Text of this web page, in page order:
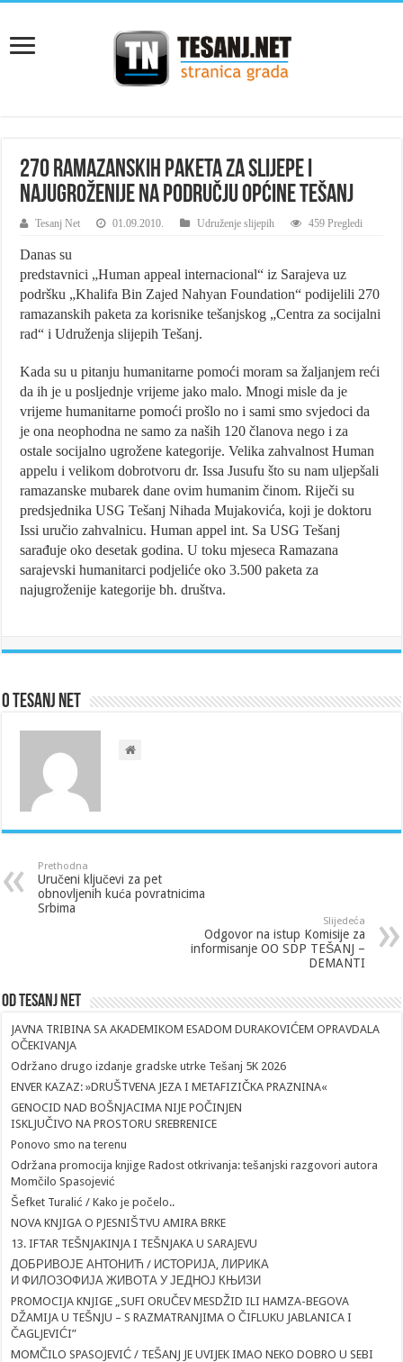
270 ramazanskih paketa za slijepe i
najugroženije na području Općine Tešanj
Tesanj Net 01.09.2010. Udruženje slijepih 459 Pregledi
Danas su
predstavnici „Human appeal internacional“ iz Sarajeva uz
podršku „Khalifa Bin Zajed Nahyan Foundation“ podijelili 270
ramazanskih paketa za korisnike tešanjskog „Centra za socijalni
rad“ i Udruženja slijepih Tešanj.
Kada su u pitanju humanitarne pomoći moram sa žaljanjem reći
da ih je u posljednje vrijeme jako malo. Mnogi misle da je
vrijeme humanitarne pomoći prošlo no i sami smo svjedoci da
je ona neophodna ne samo za naših 120 članova nego i za
ostale socijalno ugrožene kategorije. Velika zahvalnost Human
appelu i velikom dobrotvoru dr. Issa Jusufu što su nam uljepšali
ramazanske mubarek dane ovim humanim činom. Riječi su
predsjednika USG Tešanj Nihada Mujakovića, koji je doktoru
Issi uručio zahvalnicu. Human appel int. Sa USG Tešanj
sarađuje oko desetak godina. U toku mjeseca Ramazana
sarajevski humanitarci podjeliće oko 3.500 paketa za
najugroženije kategorije bh. društva.
O Tesanj Net
Prethodna
Uručeni ključevi za pet
obnovljenih kuća povratnicima
Srbima
Slijedeća
Odgovor na istup Komisije za
informisanje OO SDP TEŠANJ –
DEMANTI
Od Tesanj Net
JAVNA TRIBINA SA AKADEMIKOM ESADOM DURAKOVIĆEM OPRAVDALA
OČEKIVANJA
Održano drugo izdanje gradske utrke Tešanj 5K 2026
ENVER KAZAZ: »DRUŠTVENA JEZA I METAFIZIČKA PRAZNINA«
GENOCID NAD BOŠNJACIMA NIJE POČINJEN
ISKLJUČIVO NA PROSTORU SREBRENICE
Ponovo smo na terenu
Održana promocija knjige Radost otkrivanja: tešanjski razgovori autora
Momčilo Spasojević
Šefket Turalić / Kako je počelo..
NOVA KNJIGA O PJESNIŠTVU AMIRA BRKE
13. IFTAR TEŠNJAKINJA I TEŠNJAKA U SARAJEVU
ДОБРИВОЈЕ АНТОНИЋ / ИСТОРИЈА, ЛИРИКА
И ФИЛОЗОФИЈА ЖИВОТА У ЈЕДНОЈ КЊИЗИ
PROMOCIJA KNJIGE „SUFI ORUČEV MESDŽID ILI HAMZA-BEGOVA
DŽAMIJA U TEŠNJU – S RAZMATRANJIMA O ČIFLUKU JABLANICA I
ČAGLJEVIĆI”
MOMČILO SPASOJEVIĆ / TEŠANJ JE UVIJEK IMAO NEKO DOBRO U SEBI